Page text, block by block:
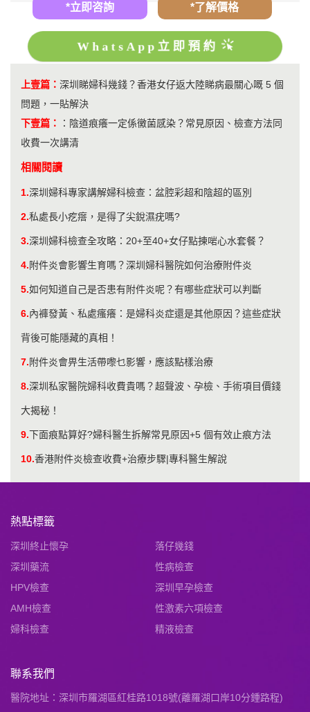
*立即咨詢 *了解價格
WhatsApp立即預約
上壹篇： 深圳睇婦科幾錢？香港女仔返大陸睇病最關心嘅 5 個
問題，一貼解決
下壹篇：
： 陰道痕癢一定係黴菌感染？常見原因、檢查方法同
收費一次講清
相關閱讀
1.​深圳婦科專家講解婦科檢查：盆腔彩超和陰超的區別
2.私處長小疙瘩，是得了尖銳濕疣嗎?
3.​深圳婦科檢查全攻略：20+至40+女仔點揀啱心水套餐？
4.附件炎會影響生育嗎？深圳婦科醫院如何治療附件炎
5.如何知道自己是否患有附件炎呢？有哪些症狀可以判斷
6.內褲發黃、私處瘙癢：是婦科炎症還是其他原因？這些症狀
背後可能隱藏的真相！
7.附件炎會畀生活帶嚟乜影響，應該點樣治療
8.深圳私家醫院婦科收費貴嗎？超聲波、孕檢、手術項目價錢
大揭秘！
9.下面痕點算好?婦科醫生拆解常見原因+5 個有效止痕方法
10.香港附件炎檢查收費+治療步驟|專科醫生解說
熱點標籤
深圳終止懷孕
落仔幾錢
深圳藥流
性病檢查
HPV檢查
深圳早孕檢查
AMH檢查
性激素六項檢查
婦科檢查
精液檢查
聯系我們
醫院地址：深圳市羅湖區紅桂路1018號(離羅湖口岸10分鍾路程)